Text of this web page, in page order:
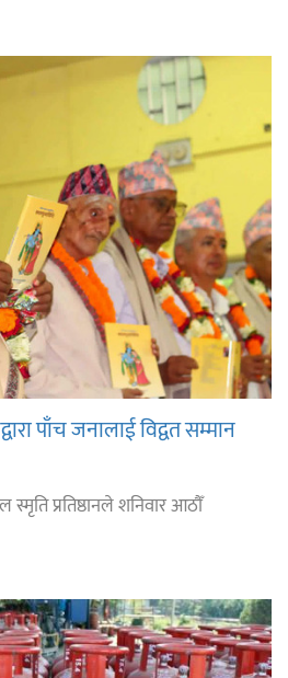
पाँच जनालाई विद्वत सम्मान
प्रतिष्ठानले शनिवार आठौँ